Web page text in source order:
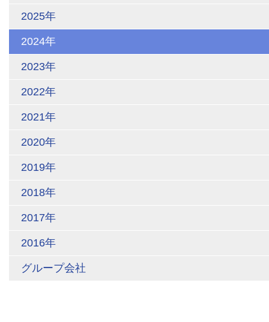
2025年
2024年
2023年
2022年
2021年
2020年
2019年
2018年
2017年
2016年
グループ会社